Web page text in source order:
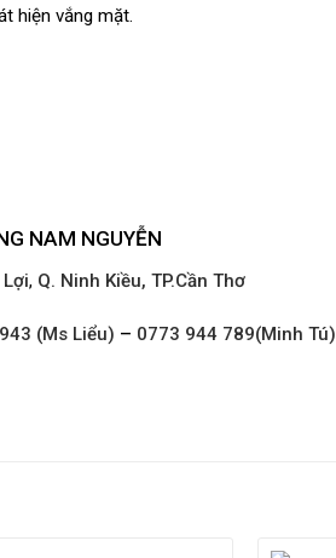
hiện vắng mặt.
NAM NGUYỄN
Lợi, Q. Ninh Kiều, TP.Cần Thơ
(Ms Liểu) – 0773 944 789(Minh Tú)